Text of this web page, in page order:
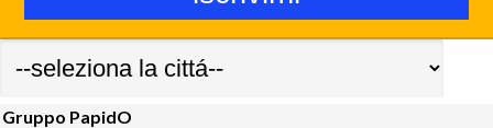
Gruppo PapidO